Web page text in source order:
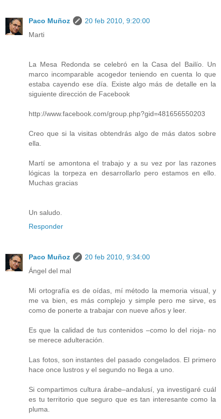
Paco Muñoz
20 feb 2010, 9:20:00
Marti
La Mesa Redonda se celebró en la Casa del Bailío. Un
marco incomparable acogedor teniendo en cuenta lo que
estaba cayendo ese día. Existe algo más de detalle en la
siguiente dirección de Facebook
http://www.facebook.com/group.php?gid=481656550203
Creo que si la visitas obtendrás algo de más datos sobre
ella.
Martí se amontona el trabajo y a su vez por las razones
lógicas la torpeza en desarrollarlo pero estamos en ello.
Muchas gracias
Un saludo.
Responder
Paco Muñoz
20 feb 2010, 9:34:00
Ángel del mal
Mi ortografía es de oídas, mí método la memoria visual, y
me va bien, es más complejo y simple pero me sirve, es
como de ponerte a trabajar con nueve años y leer.
Es que la calidad de tus contenidos –como lo del rioja- no
se merece adulteración.
Las fotos, son instantes del pasado congelados. El primero
hace once lustros y el segundo no llega a uno.
Si compartimos cultura árabe–andalusí, ya investigaré cuál
es tu territorio que seguro que es tan interesante como la
pluma.